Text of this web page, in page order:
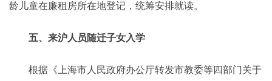
龄儿童在廉租房所在地登记，统筹安排就读。
五、来沪人员随迁子女入学
根据《上海市人民政府办公厅转发市教委等四部门关于